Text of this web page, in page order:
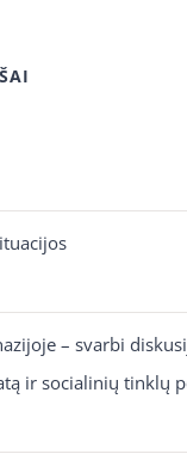
– svarbi
ir socialinių tinklų